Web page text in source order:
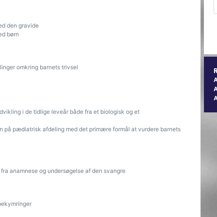
den gravide
børn
omkring barnets trivsel
i de tidlige leveår både fra et biologisk og et
på pædiatrisk afdeling med det primære formål at vurdere barnets
anamnese og undersøgelse af den svangre